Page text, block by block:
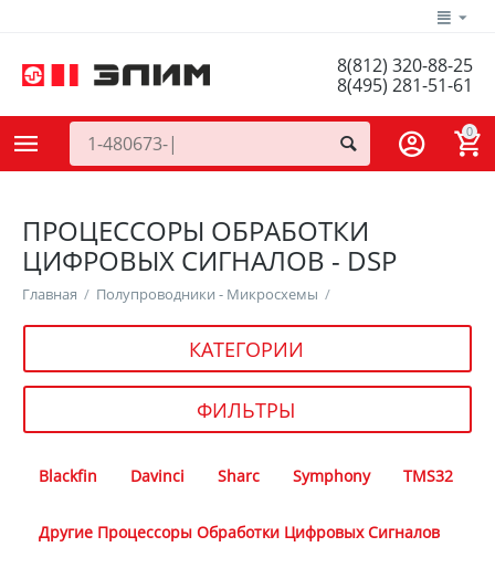
8(812) 320-88-25
8(495) 281-51-61
0
ПРОЦЕССОРЫ ОБРАБОТКИ
ЦИФРОВЫХ СИГНАЛОВ - DSP
Главная / Полупроводники - Микросхемы /
КАТЕГОРИИ
ФИЛЬТРЫ
Blackfin Davinci Sharc Symphony TMS32
Другие Процессоры Обработки Цифровых Сигналов